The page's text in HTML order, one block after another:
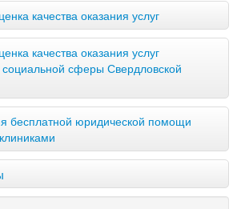
качества оказания услуг
качества оказания услуг
сферы Свердловской
бесплатной юридической помощи